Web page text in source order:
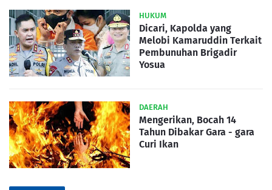
HUKUM
Dicari, Kapolda yang
Melobi Kamaruddin Terkait
Pembunuhan Brigadir
Yosua
DAERAH
Mengerikan, Bocah 14
Tahun Dibakar Gara - gara
Curi Ikan